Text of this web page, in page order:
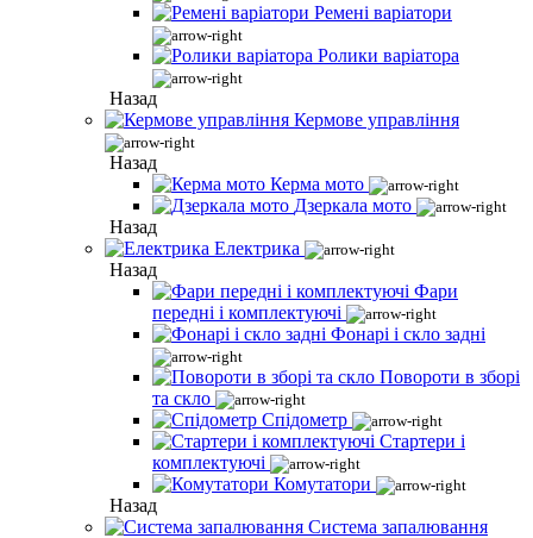
Ремені варіатори
Ролики варіатора
Назад
Кермове управління
Назад
Керма мото
Дзеркала мото
Назад
Електрика
Назад
Фари
передні і комплектуючі
Фонарі і скло задні
Повороти в зборі
та скло
Спідометр
Стартери і
комплектуючі
Комутатори
Назад
Система запалювання